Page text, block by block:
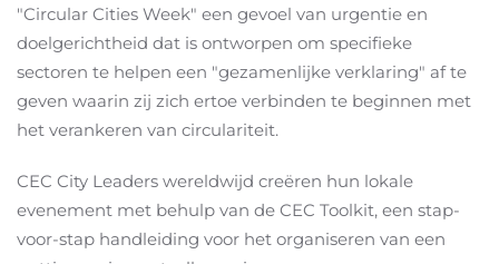
"Circular Cities Week" een gevoel van urgentie en
doelgerichtheid dat is ontworpen om specifieke
sectoren te helpen een "gezamenlijke verklaring" af te
geven waarin zij zich ertoe verbinden te beginnen met
het verankeren van circulariteit.
CEC City Leaders wereldwijd creëren hun lokale
evenement met behulp van de CEC Toolkit, een stap-
voor-stap handleiding voor het organiseren van een